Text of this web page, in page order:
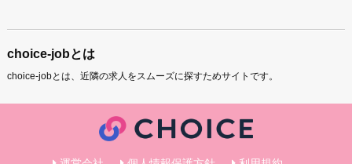
choice-jobとは
choice-jobとは、近隣の求人をスムーズに探すためサイトです。